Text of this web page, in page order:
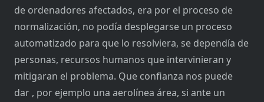
de ordenadores afectados, era por el proceso de
normalización, no podía desplegarse un proceso
automatizado para que lo resolviera, se dependía de
personas, recursos humanos que intervinieran y
mitigaran el problema. Que confianza nos puede
dar , por ejemplo una aerolínea área, si ante un